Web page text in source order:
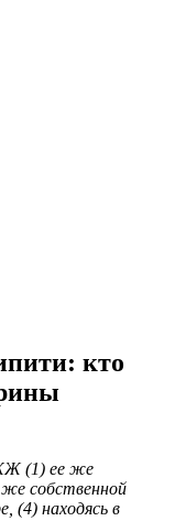
кто
(1) ее же
собственной
(4) находясь в